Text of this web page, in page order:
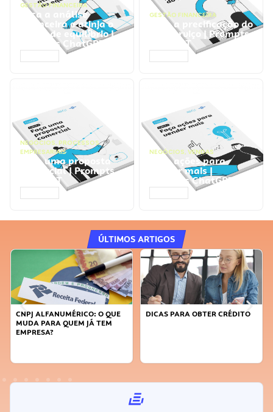
GESTÃO FINANCEIRA
Faça a análise
financeira e atinja o
ponto de equilíbrio |
Prompts ChatGPT
GESTÃO FINANCEIRA
Faça a precificação do
seu serviço | Prompts
ChatGPT
NEGÓCIOS, PROCESSOS
EMPRESARIAIS
Faça uma proposta
comercial | Prompts
ChatGPT
NEGÓCIOS, VENDAS
Faça ações para
vender mais |
Prompts ChatGPT
ÚLTIMOS ARTIGOS
CNPJ ALFANUMÉRICO: O QUE
MUDA PARA QUEM JÁ TEM
EMPRESA?
DICAS PARA OBTER CRÉDITO